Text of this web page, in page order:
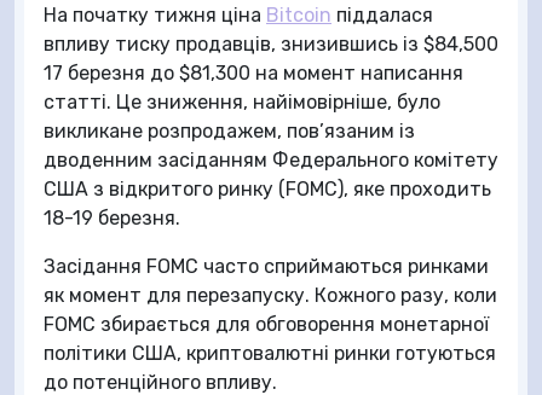
На початку тижня ціна Bitcoin піддалася
впливу тиску продавців, знизившись із $84,500
17 березня до $81,300 на момент написання
статті. Це зниження, найімовірніше, було
викликане розпродажем, пов’язаним із
дводенним засіданням Федерального комітету
США з відкритого ринку (FOMC), яке проходить
18-19 березня.
Засідання FOMC часто сприймаються ринками
як момент для перезапуску. Кожного разу, коли
FOMC збирається для обговорення монетарної
політики США, криптовалютні ринки готуються
до потенційного впливу.